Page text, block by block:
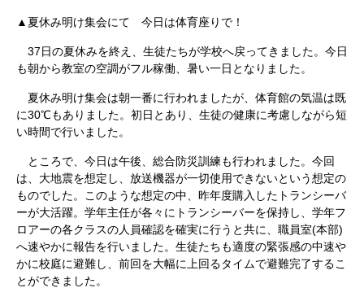
▲夏休み明け集会にて 今日は体育座りで！
37日の夏休みを終え、生徒たちが学校へ戻ってきました。今日
も朝から教室の空調がフル稼働、暑い一日となりました。
夏休み明け集会は朝一番に行われましたが、体育館の気温は既
に30℃もありました。初日とあり、生徒の健康に考慮しながら短
い時間で行いました。
ところで、今日は午後、総合防災訓練も行われました。今回
は、大地震を想定し、放送機器が一切使用できないという想定の
ものでした。このような想定の中、昨年度購入したトランシーバ
ーが大活躍。学年主任が各々にトランシーバーを保持し、学年フ
ロアーの各クラスの人員確認を確実に行うと共に、職員室(本部)
へ速やかに報告を行いました。生徒たちも適度の緊張感の中速や
かに校庭に避難し、前回を大幅に上回るタイムで避難完了するこ
とができました。